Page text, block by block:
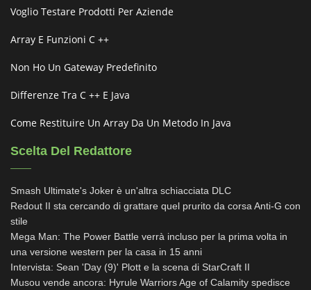
Voglio Testare Prodotti Per Aziende
Array E Funzioni C ++
Non Ho Un Gateway Predefinito
Differenze Tra C ++ E Java
Come Restituire Un Array Da Un Metodo In Java
Scelta Del Redattore
Smash Ultimate's Joker è un'altra schiacciata DLC
Redout II sta cercando di grattare quel prurito da corsa Anti-G con
stile
Mega Man: The Power Battle verrà incluso per la prima volta in
una versione western per la casa in 15 anni
Intervista: Sean 'Day (9)' Plott e la scena di StarCraft II
Musou vende ancora: Hyrule Warriors Age of Calamity spedisce